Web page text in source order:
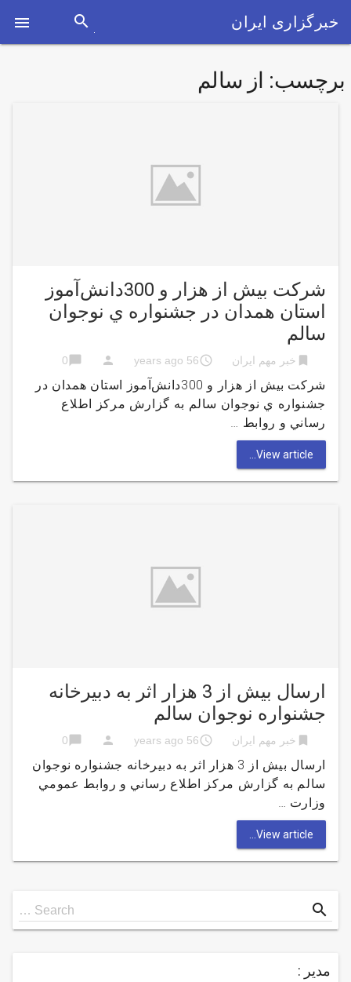
 خبرگزاری ایران search
برچسب: از سالم
شرکت بیش از هزار و 300دانش‌آموز
استان همدان در جشنواره ي نوجوان
سالم
bookmark خبر مهم ایران access_time
56 years ago
person
chat_bubble
0
شرکت بیش از هزار و 300دانش‌آموز استان همدان در
جشنواره ي نوجوان سالم به گزارش مركز اطلاع
رساني و روابط …
View article...
ارسال بیش از 3 هزار اثر به دبيرخانه
جشنواره نوجوان سالم
bookmark خبر مهم ایران access_time
56 years ago
person
chat_bubble
0
ارسال بیش از 3 هزار اثر به دبيرخانه جشنواره نوجوان
سالم به گزارش مركز اطلاع رساني و روابط عمومي
وزارت …
View article...
Search
for
Search … search
مدیر :